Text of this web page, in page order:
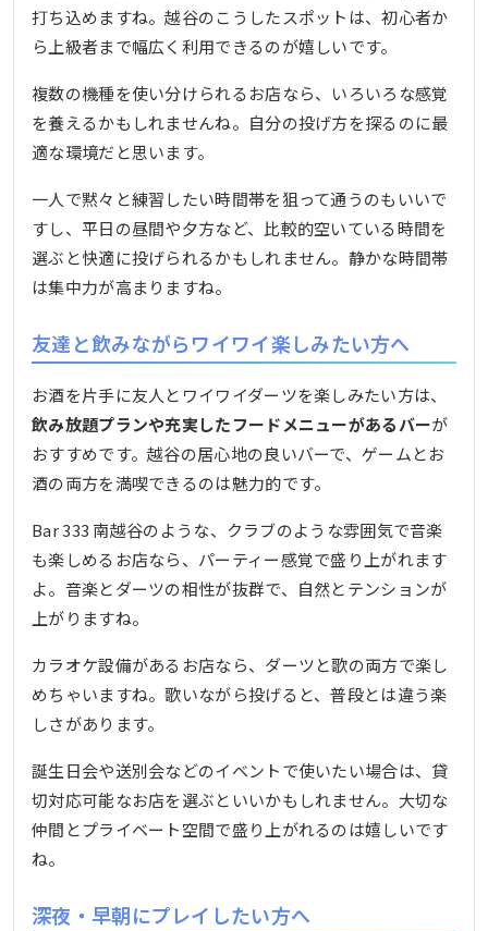
打ち込めますね。越谷のこうしたスポットは、初心者か
ら上級者まで幅広く利用できるのが嬉しいです。
複数の機種を使い分けられるお店なら、いろいろな感覚
を養えるかもしれませんね。自分の投げ方を探るのに最
適な環境だと思います。
一人で黙々と練習したい時間帯を狙って通うのもいいで
すし、平日の昼間や夕方など、比較的空いている時間を
選ぶと快適に投げられるかもしれません。静かな時間帯
は集中力が高まりますね。
友達と飲みながらワイワイ楽しみたい方へ
お酒を片手に友人とワイワイダーツを楽しみたい方は、
飲み放題プランや充実したフードメニューがあるバーが
おすすめです。越谷の居心地の良いバーで、ゲームとお
酒の両方を満喫できるのは魅力的です。
Bar 333 南越谷のような、クラブのような雰囲気で音楽
も楽しめるお店なら、パーティー感覚で盛り上がれます
よ。音楽とダーツの相性が抜群で、自然とテンションが
上がりますね。
カラオケ設備があるお店なら、ダーツと歌の両方で楽し
めちゃいますね。歌いながら投げると、普段とは違う楽
しさがあります。
誕生日会や送別会などのイベントで使いたい場合は、貸
切対応可能なお店を選ぶといいかもしれません。大切な
仲間とプライベート空間で盛り上がれるのは嬉しいです
ね。
深夜・早朝にプレイしたい方へ